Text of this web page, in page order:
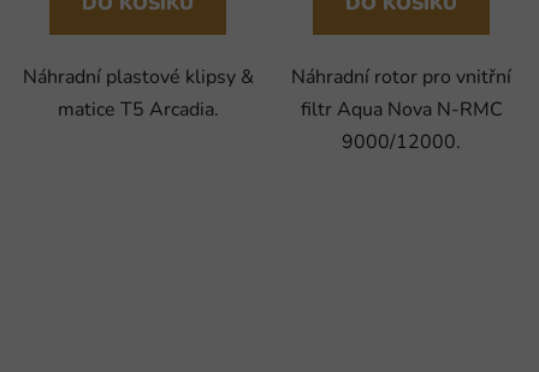
Náhradní plastové klipsy &
matice T5 Arcadia.
Náhradní rotor pro vnitřní
filtr Aqua Nova N-RMC
9000/12000.